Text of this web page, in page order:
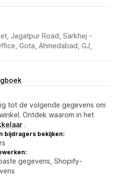
Jagatpur Road, Sarkhej -
Gota, Ahmedabad, GJ,
tot de volgende gegevens om
Ontdek waarom in het
.
bijdragers bekijken:
gegevens, Shopify-